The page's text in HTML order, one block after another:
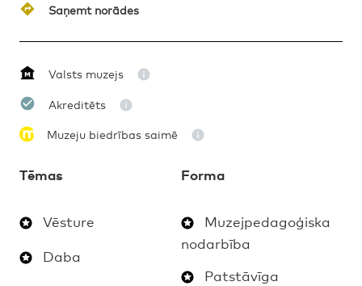
Saņemt norādes
Valsts muzejs
Akreditēts
Muzeju biedrības saimē
Tēmas
Vēsture
Daba
Forma
Muzejpedagoģiska
nodarbība
Patstāvīga